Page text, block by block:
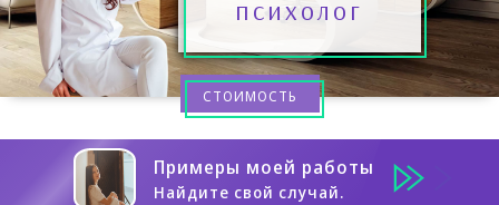
психолог
СТОИМОСТЬ
Примеры моей работы
Найдите свой случай.